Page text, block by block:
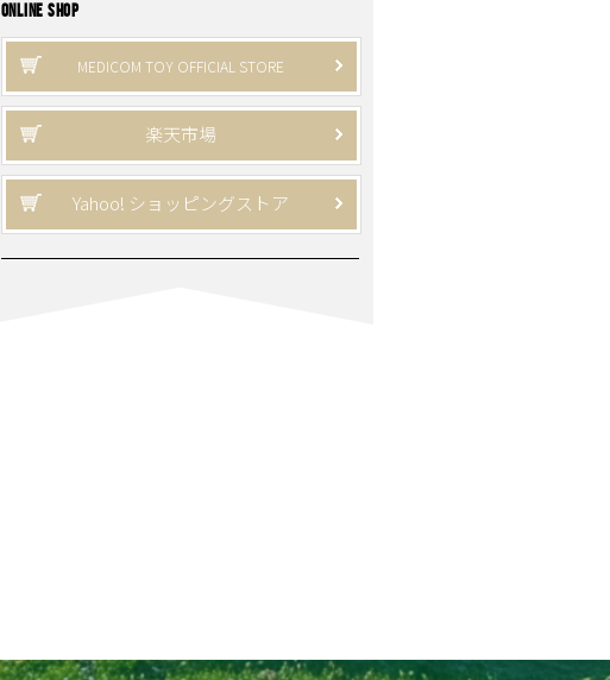
ONLINE SHOP
MEDICOM TOY OFFICIAL STORE
楽天市場
Yahoo! ショッピングストア